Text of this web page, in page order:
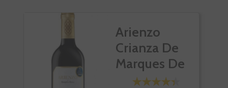
Arienzo
Crianza De
Marques De
Riscal